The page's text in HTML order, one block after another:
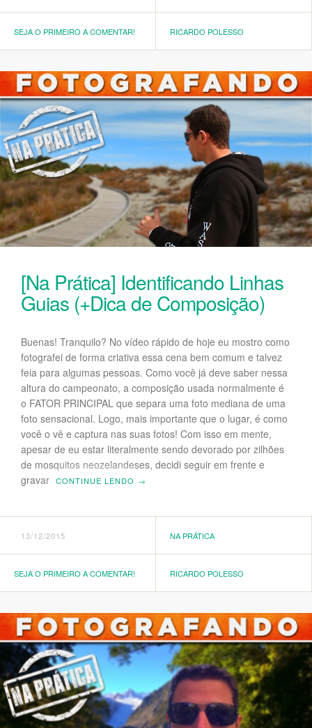
SEJA O PRIMEIRO A COMENTAR! RICARDO POLESSO
[Na Prática] Identificando Linhas
Guias (+Dica de Composição)
Buenas! Tranquilo? No vídeo rápido de hoje eu mostro como
fotografei de forma criativa essa cena bem comum e talvez
feia para algumas pessoas. Como você já deve saber nessa
altura do campeonato, a composição usada normalmente é
o FATOR PRINCIPAL que separa uma foto mediana de uma
foto sensacional. Logo, mais importante que o lugar, é como
você o vê e captura nas suas fotos! Com isso em mente,
apesar de eu estar literalmente sendo devorado por zilhões
de mosquitos neozelandeses, decidi seguir em frente e
gravar CONTINUE LENDO →
13/12/2015 NA PRÁTICA
SEJA O PRIMEIRO A COMENTAR! RICARDO POLESSO